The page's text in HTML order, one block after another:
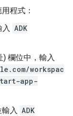
程式：
入 ADK
) 欄位中，輸入
workspac
app-
入 ADK